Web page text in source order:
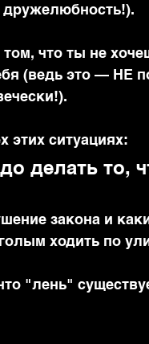
что ты не
(ведь это — НЕ
этих ситуациях:
делать то,
закона и
ходить по
"лень"